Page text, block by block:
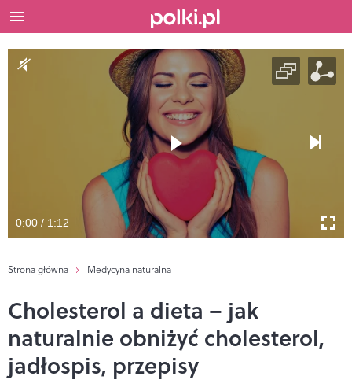
0:00 / 1:12
Strona główna Medycyna naturalna
Cholesterol a dieta – jak
naturalnie obniżyć cholesterol,
jadłospis, przepisy